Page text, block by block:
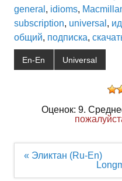
general , idioms,
subscription, universal ,
общий, подписка,
En-En Universal
Оценок: 9.
Навигация
« Эликтан (Ru-En)